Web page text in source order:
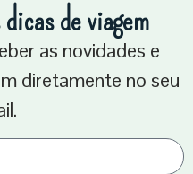
de viagem
as novidades e
diretamente no seu